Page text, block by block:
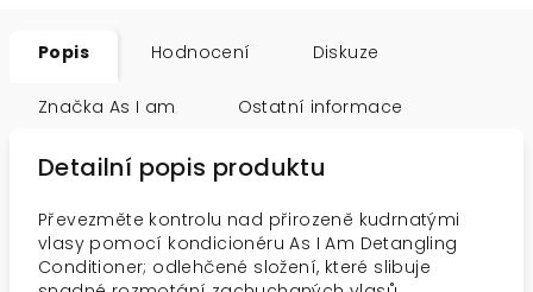
Popis Hodnocení Diskuze
Značka As I am Ostatní informace
Detailní popis produktu
Převezměte kontrolu nad přirozeně kudrnatými
vlasy pomocí kondicionéru As I Am Detangling
Conditioner; odlehčené složení, které slibuje